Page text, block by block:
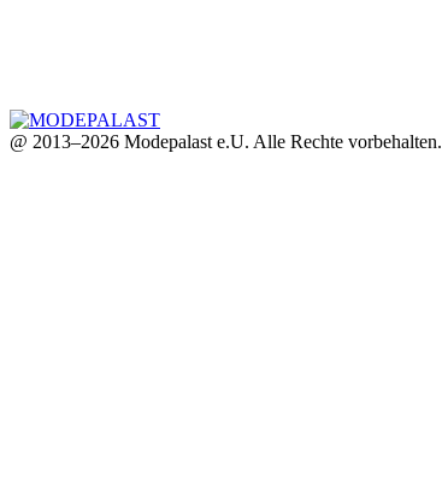
@ 2013–2026 Modepalast e.U. Alle Rechte vorbehalten.